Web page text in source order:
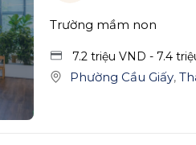
Trường mầm non
7.2 triệu VND - 7.4
Phường Cầu Giấy,